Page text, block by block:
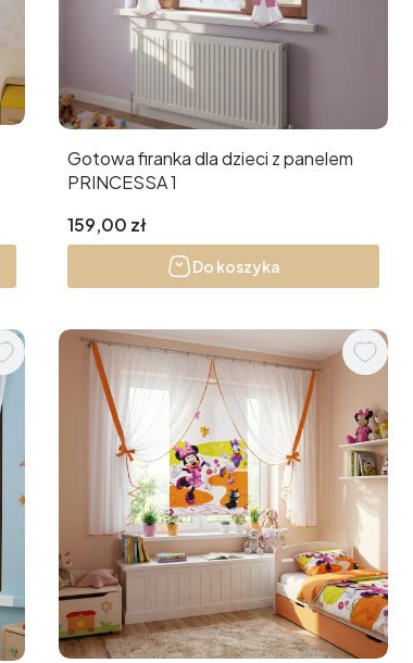
Gotowa firanka dla dzieci z panelem
PRINCESSA 1
Cena
159,00 zł
Do koszyka